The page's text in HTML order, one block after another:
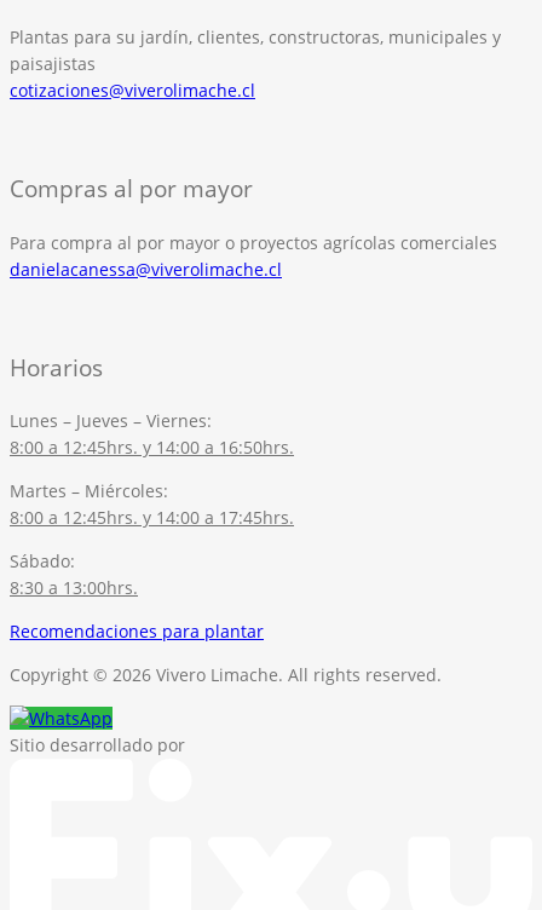
Plantas para su jardín, clientes, constructoras, municipales y
paisajistas
cotizaciones@viverolimache.cl
Compras al por mayor
Para compra al por mayor o proyectos agrícolas comerciales
danielacanessa@viverolimache.cl
Horarios
Lunes – Jueves – Viernes:
8:00 a 12:45hrs. y 14:00 a 16:50hrs.
Martes – Miércoles:
8:00 a 12:45hrs. y 14:00 a 17:45hrs.
Sábado:
8:30 a 13:00hrs.
Recomendaciones para plantar
Copyright © 2026 Vivero Limache. All rights reserved.
Sitio desarrollado por